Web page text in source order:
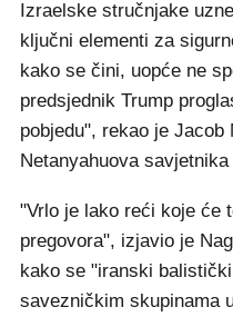
Izraelske stručnjake
ključni elementi za
kako se čini, uopće ne
predsjednik Trump
pobjedu", rekao je
Netanyahuova
"Vrlo je lako reći koje će
pregovora", izjavio je
kako se "iranski
savezničkim skupinama